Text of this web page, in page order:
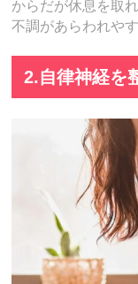
からだが休息を取
不調があらわれや
2.自律神経を